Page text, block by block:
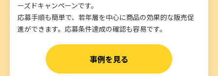
ーズドキャンペーンです。
応募手順も簡単で、若年層を中心に商品の効果的な販売促
進ができます。応募条件達成の確認も容易です。
事例を見る